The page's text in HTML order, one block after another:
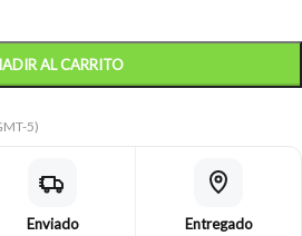
AL CARRITO
5)
Enviado Entregado